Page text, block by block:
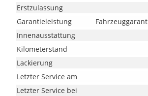
Erstzulassung
Garantieleistung
Innenausstattung
Kilometerstand
Lackierung
Letzter Service am
Letzter Service bei